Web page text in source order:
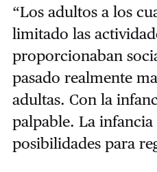
“Los adultos a los
limitado las
proporcionaban
pasado realmente
adultas. Con la
palpable. La
posibilidades para